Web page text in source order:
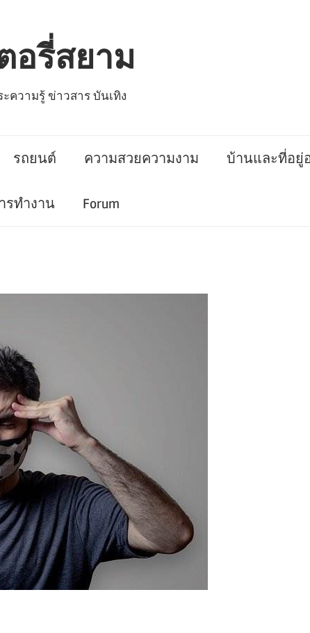
อรี่สยาม
ะความรู้ ข่าวสาร บันเทิง
รถยนต์ ความสวยความงาม บ้านและที่อยู่
รทำงาน Forum